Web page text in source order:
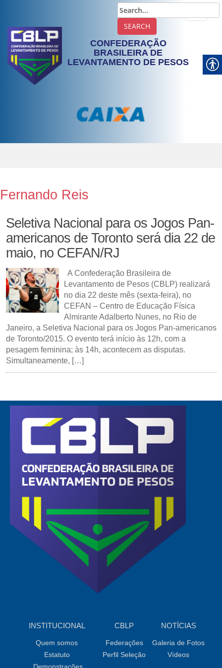
CONFEDERAÇÃO
BRASILEIRA DE
LEVANTAMENTO DE PESOS
Fernando Reis
Seletiva Nacional para os Jogos Pan-
americanos de Toronto será dia 22 de
maio, no CEFAN/RJ
A Confederação Brasileira de
Levantamento de Pesos (CBLP) realizará
no dia 22 deste mês (sexta-feira), no
CEFAN – Centro de Educação Física
Almirante Adalberto Nunes, no Rio de
Janeiro, a Seletiva Nacional para os Jogos Pan-americanos
de Toronto/2015. O evento terá início às 12h, com a
pesagem feminina; às 14h, acontecem as disputas.
Simultaneamente, […]
INSTITUCIONAL
Quem somos
Estatuto
Demonstrações
CBLP
Federações
Perfil Seleção
NOTÍCIAS
Galeria de Fotos
Vídeos